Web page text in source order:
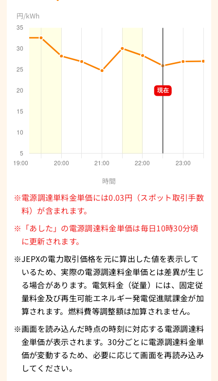
円/kWh
時間
※電源調達単料金単価には0.03円（スポット取引手数
料）が含まれます。
※「あした」の電源調達料金単価は毎日10時30分頃
に更新されます。
※JEPXの電力取引価格を元に算出した値を表示して
いるため、実際の電源調達料金単価とは差異が生じ
る場合があります。電気料金（従量）には、固定従
量料金及び再生可能エネルギー発電促進賦課金が加
算されます。燃料費等調整額は加算されません。
※画面を読み込んだ時点の時刻に対応する電源調達料
金単価が表示されます。30分ごとに電源調達料金単
価が変動するため、必要に応じて画面を再読み込み
してください。